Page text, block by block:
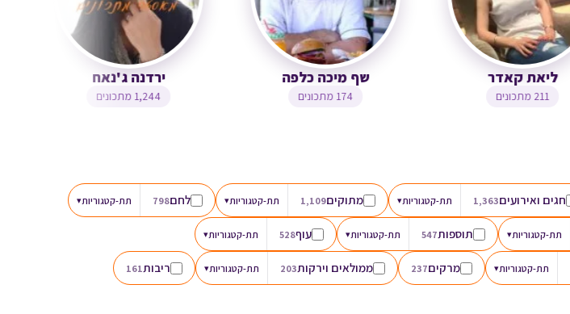
ירדנה ג'נאח
1,244 מתכונים
שף מיכה כלפה ליאת קאדר
חגים ואירועים1,363 תת-קטגוריות▾ מתוקים1,109 תת-קטגוריות▾ לחם798 תת-קטגוריות▾
תת-קטגוריות▾ תוספות547 תת-קטגוריות▾ עוף528 תת-קטגוריות▾
תת-קטגוריות▾ מרקים237 ממולאים וירקות203 תת-קטגוריות▾ ריבות161